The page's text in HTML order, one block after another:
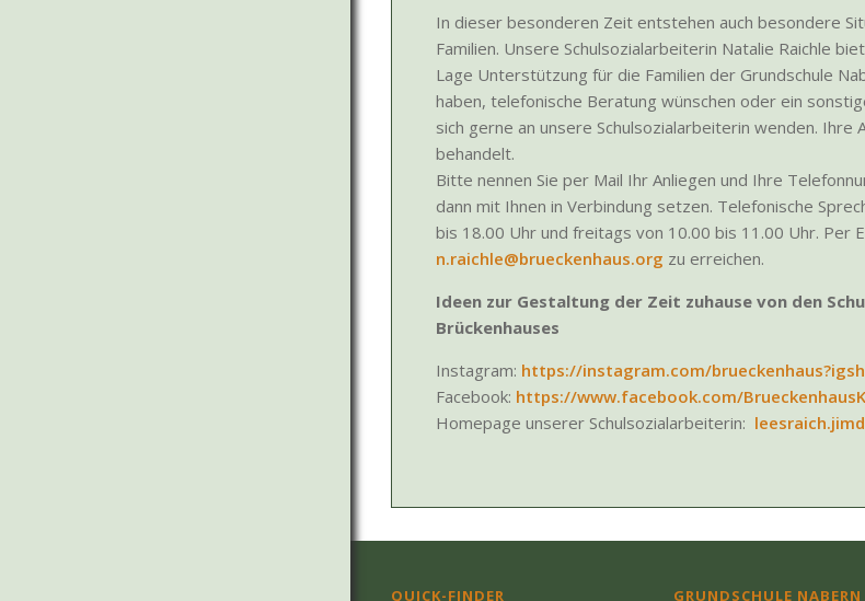
In dieser besonderen Zeit entstehen auch besondere
Familien. Unsere Schulsozialarbeiterin Natalie Raichle
Lage Unterstützung für die Familien der Grundschule
haben, telefonische Beratung wünschen oder ein
sich gerne an unsere Schulsozialarbeiterin wenden. Ihre
behandelt.
Bitte nennen Sie per Mail Ihr Anliegen und Ihre
dann mit Ihnen in Verbindung setzen. Telefonische
bis 18.00 Uhr und freitags von 10.00 bis 11.00 Uhr. Per
n.raichle@brueckenhaus.org zu erreichen.
Ideen zur Gestaltung der Zeit zuhause von den
Brückenhauses
Instagram: https://instagram.com/
Facebook: https://www.facebook.com/
Homepage unserer Schulsozialarbeiterin:
QUICK-FINDER GRUNDSCHULE NABERN